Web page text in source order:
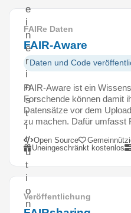
e
i
n
e
r
i
n
s
t
i
t
u
t
i
o
n
FAIRe Daten
FAIR-Aware
Daten und Code
FAIR-Aware ist ein
Forschende können damit
Datensätze vor dem
zu machen. Dafür umfasst
Open Source
Uneingeschränkt kostenlos
Veröffentlichung